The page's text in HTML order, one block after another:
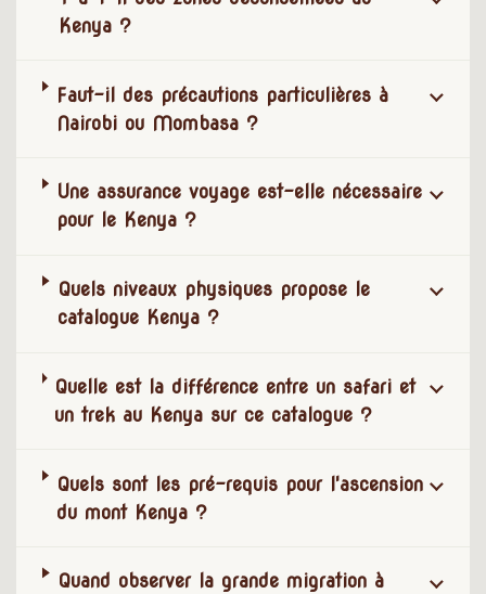
Kenya ?
Faut-il des précautions particulières à
Nairobi ou Mombasa ?
Une assurance voyage est-elle nécessaire
pour le Kenya ?
Quels niveaux physiques propose le
catalogue Kenya ?
Quelle est la différence entre un safari et
un trek au Kenya sur ce catalogue ?
Quels sont les pré-requis pour l'ascension
du mont Kenya ?
Quand observer la grande migration à